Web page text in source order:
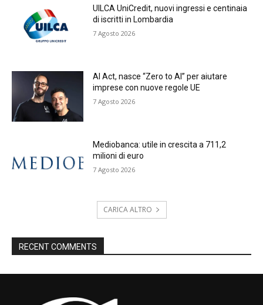
UILCA UniCredit, nuovi ingressi e centinaia
di iscritti in Lombardia
7 Agosto 2026
AI Act, nasce “Zero to AI” per aiutare
imprese con nuove regole UE
7 Agosto 2026
Mediobanca: utile in crescita a 711,2
milioni di euro
7 Agosto 2026
CARICA ALTRO
RECENT COMMENTS